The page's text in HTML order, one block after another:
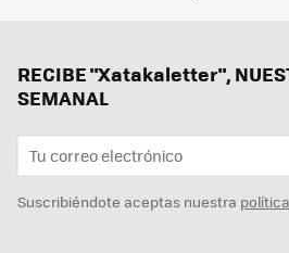
RECIBE "Xatakaletter",
SEMANAL
Suscribiéndote aceptas nuestra